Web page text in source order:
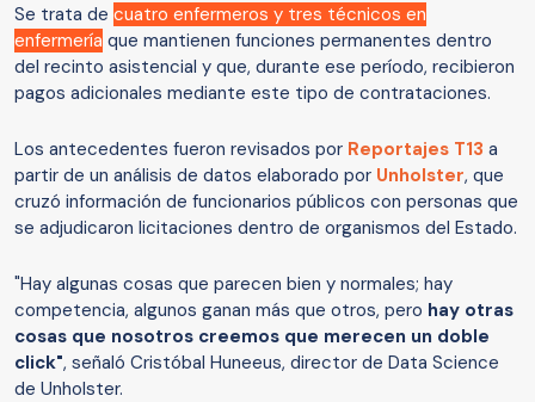
Se trata de cuatro enfermeros y tres técnicos en
enfermería que mantienen funciones permanentes dentro
del recinto asistencial y que, durante ese período, recibieron
pagos adicionales mediante este tipo de contrataciones.
Los antecedentes fueron revisados por Reportajes T13 a
partir de un análisis de datos elaborado por Unholster, que
cruzó información de funcionarios públicos con personas que
se adjudicaron licitaciones dentro de organismos del Estado.
"Hay algunas cosas que parecen bien y normales; hay
competencia, algunos ganan más que otros, pero hay otras
cosas que nosotros creemos que merecen un doble
click", señaló Cristóbal Huneeus, director de Data Science
de Unholster.